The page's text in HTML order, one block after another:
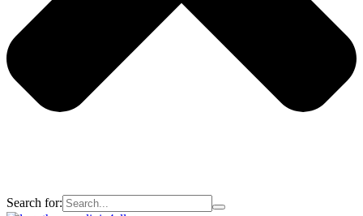
Search for: